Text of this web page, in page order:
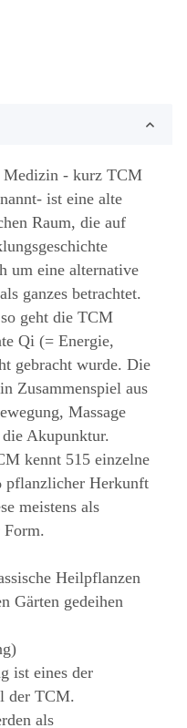
Medizin - kurz TCM
ist eine alte
Raum, die auf
um eine alternative
ganzes betrachtet.
geht die TCM
Qi (= Energie,
gebracht wurde. Die
Zusammenspiel aus
Massage
Akupunktur.
kennt 515 einzelne
pflanzlicher Herkunft
meistens als
Form.
Heilpflanzen
Gärten gedeihen
ist eines der
der TCM.
als